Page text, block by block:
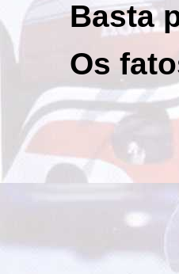
Basta
Os